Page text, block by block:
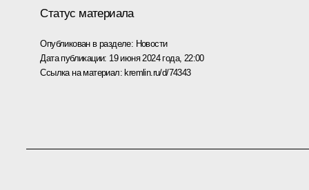
Статус материала
Опубликован в разделе: Новости
Дата публикации: 19 июня 2024 года, 22:00
Ссылка на материал: kremlin.ru/d/74343